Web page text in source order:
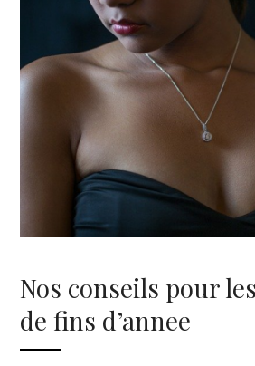
Nos conseils pour
de fins d’annee